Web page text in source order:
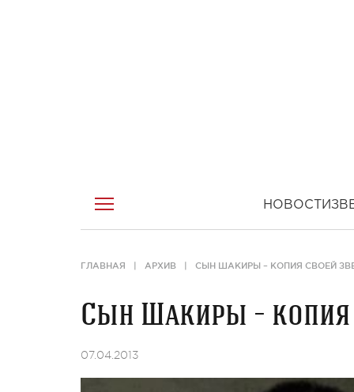
НОВОСТИ
ГЛАВНАЯ АРХИВ СЫН ШАКИРЫ – КОПИЯ СВОЕЙ
Сын Шакиры –
07.04.2013